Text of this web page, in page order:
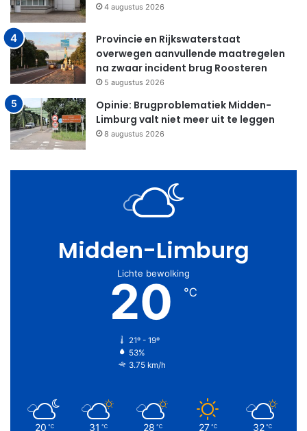
4 augustus 2026
Provincie en Rijkswaterstaat
overwegen aanvullende maatregelen
na zwaar incident brug Roosteren
5 augustus 2026
Opinie: Brugproblematiek Midden-
Limburg valt niet meer uit te leggen
8 augustus 2026
Midden-Limburg
Lichte bewolking
20 ℃
21º - 19º
53%
3.75 km/h
20 ℃ 31 ℃ 28 ℃ 27 ℃ 32 ℃